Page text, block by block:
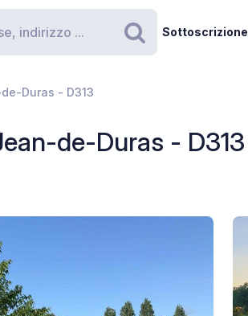
Ricerca
Sottoscrizione
Duras - D313
de-Duras - D313